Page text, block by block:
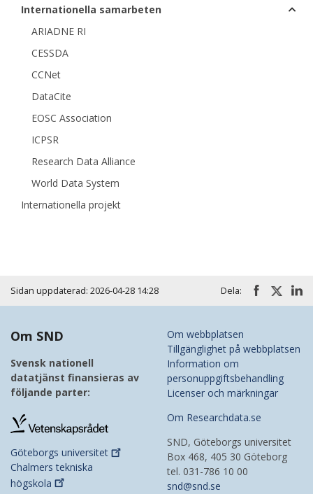
Internationella samarbeten
ARIADNE RI
CESSDA
CCNet
DataCite
EOSC Association
ICPSR
Research Data Alliance
World Data System
Internationella projekt
Sidan uppdaterad: 2026-04-28 14:28 Dela:
Om SND
Svensk nationell
datatjänst finansieras av
följande parter:
Göteborgs universitet
Chalmers tekniska
högskola
Om webbplatsen
Tillgänglighet på webbplatsen
Information om
personuppgiftsbehandling
Licenser och märkningar
Om Researchdata.se
SND, Göteborgs universitet
Box 468, 405 30 Göteborg
tel. 031-786 10 00
snd@snd.se